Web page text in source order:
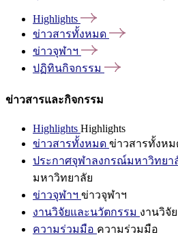
Highlights
ข่าวสารทั้งหมด
ข่าวจุฬาฯ
ปฏิทินกิจกรรม
ข่าวสารและกิจกรรม
Highlights Highlights
ข่าวสารทั้งหมด ข่าวสารทั้งหม
ประกาศจุฬาลงกรณ์มหาวิทยา
มหาวิทยาลัย
ข่าวจุฬาฯ ข่าวจุฬาฯ
งานวิจัยและนวัตกรรม งานวิจั
ความร่วมมือ ความร่วมมือ